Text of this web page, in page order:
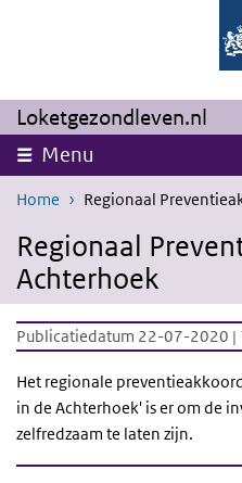
Overslaan en naar de inhoud
Loketgezondleven.nl
Menu
Home Regionaal
Regionaal
Achterhoek
Publicatiedatum 22-07-2020 |
Het regionale
in de Achterhoek' is er om de
zelfredzaam te laten zijn.